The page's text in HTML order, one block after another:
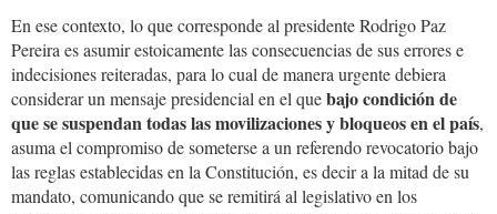
En ese contexto, lo que corresponde al presidente Rodrigo Paz
Pereira es asumir estoicamente las consecuencias de sus errores e
indecisiones reiteradas, para lo cual de manera urgente debiera
considerar un mensaje presidencial en el quebajo condición de
que se suspendan todas las movilizaciones y bloqueos en el país,
asuma el compromiso de someterse a un referendo revocatorio bajo
las reglas establecidas en la Constitución, es decir a la mitad de su
mandato, comunicando que se remitirá al legislativo en los